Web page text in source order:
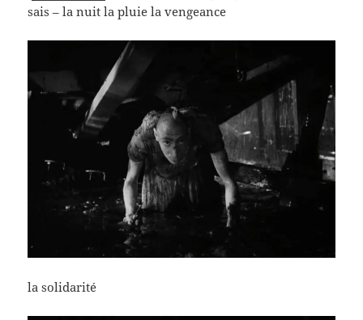
sais – la nuit la pluie la vengeance
la solidarité